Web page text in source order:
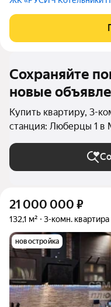
Сохраняйте
новые
Купить квартиру, 3-
станция: Люберцы 1 в
21 000 000 ₽
132,1 м² 3-комн. квартира
новостройка